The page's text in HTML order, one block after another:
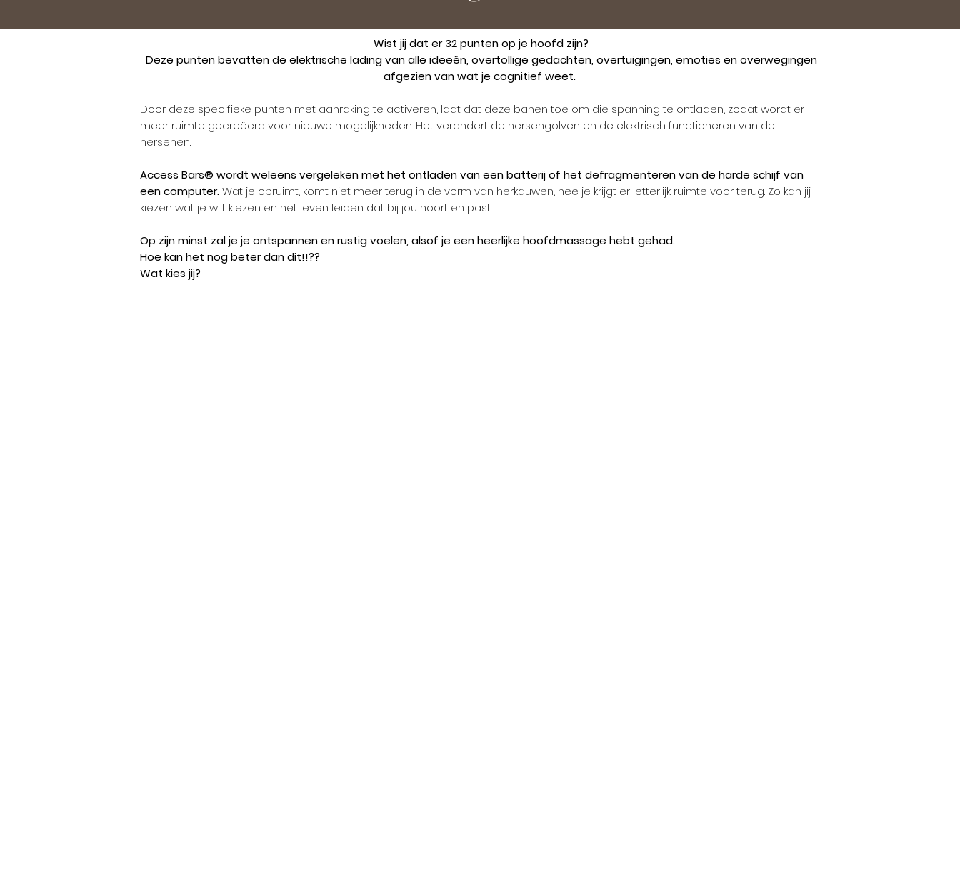
Wist jij dat er 32 punten op je hoofd zijn?
Deze punten bevatten de elektrische lading van alle ideeën, overtollige gedachten, overtuigingen, emoties en overwegingen
afgezien van wat je cognitief weet.
Door deze specifieke punten met aanraking te activeren, laat dat deze banen toe om die spanning te ontladen, zodat wordt er
meer ruimte gecreëerd voor nieuwe mogelijkheden. Het verandert de hersengolven en de elektrisch functioneren van de
hersenen.
Access Bars® wordt weleens vergeleken met het ontladen van een batterij of het defragmenteren van de harde schijf van
een computer.Wat je opruimt, komt niet meer terug in de vorm van herkauwen, nee je krijgt er letterlijk ruimte voor terug. Zo kan jij
kiezen wat je wilt kiezen en het leven leiden dat bij jou hoort en past.
Op zijn minst zal je je ontspannen en rustig voelen, alsof je een heerlijke hoofdmassage hebt gehad.
Hoe kan het nog beter dan dit!!??
Wat kies jij?